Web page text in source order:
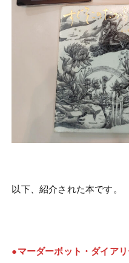
以下、紹介された本です。
●マーダーボット・ダイア